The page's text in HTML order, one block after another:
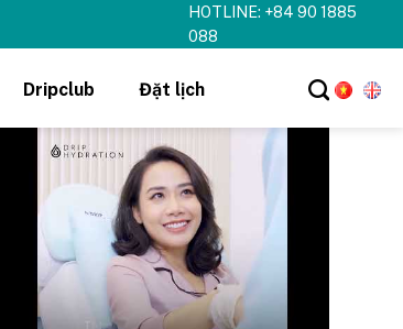
HOTLINE: +84 90 1885
088
Dripclub Đặt lịch